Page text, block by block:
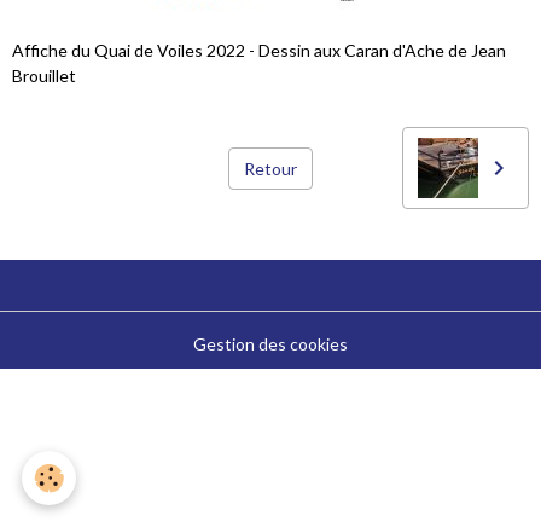
Affiche du Quai de Voiles 2022 - Dessin aux Caran d'Ache de Jean
Brouillet
Retour
Gestion des cookies